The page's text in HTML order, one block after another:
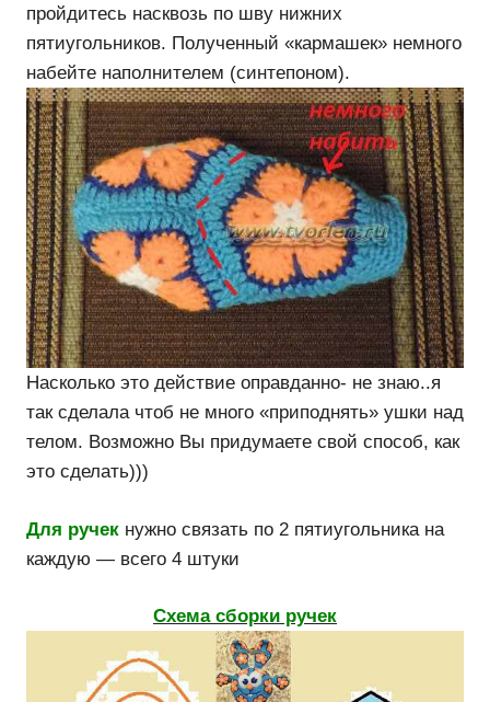
пройдитесь насквозь по шву нижних
пятиугольников. Полученный «кармашек» немного
набейте наполнителем (синтепоном).
Насколько это действие оправданно- не знаю..я
так сделала чтоб не много «приподнять» ушки над
телом. Возможно Вы придумаете свой способ, как
это сделать)))
Для ручек нужно связать по 2 пятиугольника на
каждую — всего 4 штуки
Схема сборки ручек